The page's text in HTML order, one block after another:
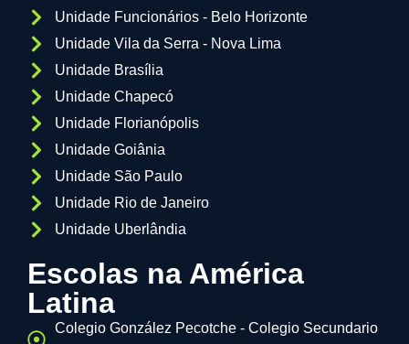
Unidade Funcionários - Belo Horizonte
Unidade Vila da Serra - Nova Lima
Unidade Brasília
Unidade Chapecó
Unidade Florianópolis
Unidade Goiânia
Unidade São Paulo
Unidade Rio de Janeiro
Unidade Uberlândia
Escolas na América
Latina
Colegio González Pecotche - Colegio Secundario